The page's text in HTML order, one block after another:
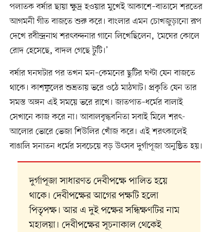
পলাতক বর্ষার ছায়া ক্ষুদ্র হওয়ার মুখেই আকাশে–বাতাসে শরতের
আগমনী গীত বাজতে শুরু করে। বাংলার এমন চোখজুড়ানো রূপ
দেখে রবীন্দ্রনাথ শরৎবন্দনার গানে লিখেছিলেন, ‘মেঘের কোলে
রোদ হেসেছে, বাদল গেছে টুটি।’
বর্ষার ঘনঘটার পর তখন মন–কেমনের ছুটির ঘণ্টা যেন বাজতে
থাকে। কাশফুলের শুভ্রতায় ভরে ওঠে মাঠঘাট। প্রকৃতি যেন তার
সমস্ত অঙ্গন এই সময়ে ভরে রাখে। জাতপাত–ধর্মের বালাই
সেখানে কাজ করে না। আবালবৃদ্ধবনিতা সবাই মিলে শরৎ-
আলোর ভোরে ভেজা শিউলির খোঁজ করে। এই শরৎকালেই
বাঙালি সনাতন ধর্মের সবচেয়ে বড় উৎসব দুর্গাপূজা অনুষ্ঠিত হয়।
দুর্গাপূজা সাধারণত দেবীপক্ষে পালিত হয়ে
থাকে। দেবীপক্ষের আগের পক্ষটি হলো
পিতৃপক্ষ। আর এ দুই পক্ষের সন্ধিক্ষণটির নাম
মহালয়া। দেবীপক্ষের সূচনাকাল থেকেই